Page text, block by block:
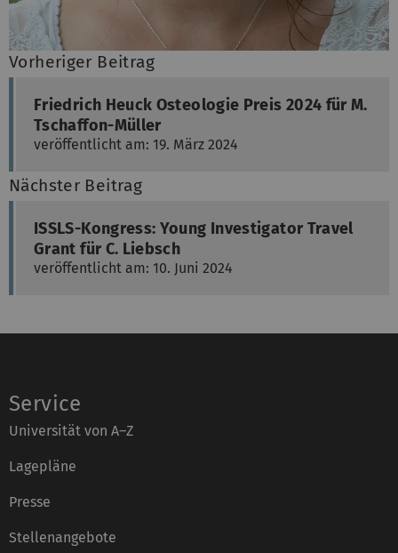
Vorheriger Beitrag
Friedrich Heuck Osteologie Preis 2024 für M.
Tschaffon-Müller
veröffentlicht am: 19. März 2024
Nächster Beitrag
ISSLS-Kongress: Young Investigator Travel
Grant für C. Liebsch
veröffentlicht am: 10. Juni 2024
Service
Universität von A–Z
Lagepläne
Presse
Stellenangebote